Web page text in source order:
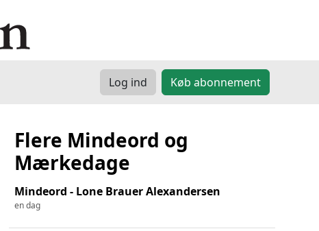
Log ind Køb abonnement
Flere Mindeord og
Mærkedage
Mindeord - Lone Brauer Alexandersen
en dag